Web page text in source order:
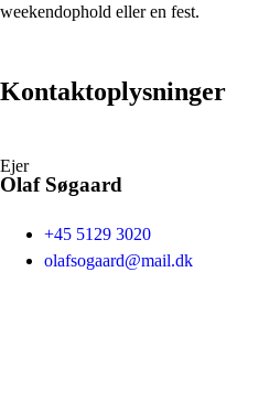
weekendophold eller en fest.
Kontaktoplysninger
Ejer
Olaf Søgaard
+45 5129 3020
olafsogaard@mail.dk